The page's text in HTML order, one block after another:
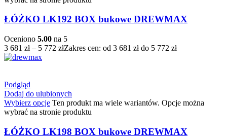
ŁÓŻKO LK192 BOX bukowe DREWMAX
Oceniono 5.00 na 5
3 681 zł – 5 772 złZakres cen: od 3 681 zł do 5 772 zł
Podgląd
Dodaj do ulubionych
Wybierz opcje Ten produkt ma wiele wariantów. Opcje można
wybrać na stronie produktu
ŁÓŻKO LK198 BOX bukowe DREWMAX